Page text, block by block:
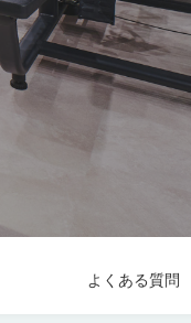
よくある質問